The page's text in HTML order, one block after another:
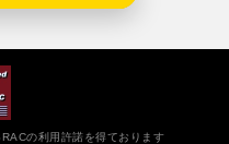
の利用許諾を得ております